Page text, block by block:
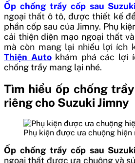
Ốp chống trầy cốp sau
ngoại thất ô tô, được thiết kế
phần cốp sau của Jimny. Phụ
cải thiện diện mạo ngoại thất
mà còn mang lại nhiều lợi ích
Thiện Auto khám phá các lợi
chống trầy mang lại nhé.
Tìm hiểu ốp chống
riêng cho Suzuki Jimny
Phụ kiện được ưa chuộng
Ốp chống trầy cốp sau
ngoại thất được ưa chuộng và